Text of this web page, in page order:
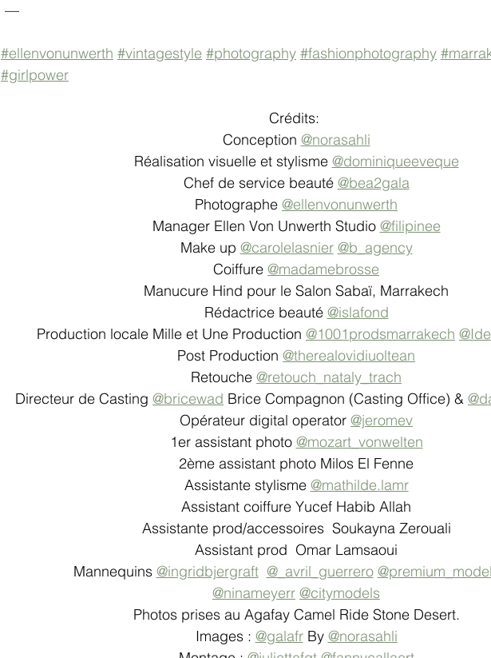
—
#ellenvonunwerth #vintagestyle #photography #fashionphotography
#girlpower
Crédits:
Conception @norasahli
Réalisation visuelle et stylisme @dominiqueeveque
Chef de service beauté @bea2gala
Photographe @ellenvonunwerth
Manager Ellen Von Unwerth Studio @filipinee
Make up @carolelasnier @b_agency
Coiffure @madamebrosse
Manucure Hind pour le Salon Sabaï, Marrakech
Rédactrice beauté @islafond
Production locale Mille et Une Production @1001prodsmarrakech
Post Production @therealovidiuoltean
Retouche @retouch_nataly_trach
Directeur de Casting @bricewad Brice Compagnon (Casting Office) &
Opérateur digital operator @jeromev
1er assistant photo @mozart_vonwelten
2ème assistant photo Milos El Fenne
Assistante stylisme @mathilde.lamr
Assistant coiffure Yucef Habib Allah
Assistante prod/accessoires  Soukayna Zerouali
Assistant prod  Omar Lamsaoui
Mannequins @ingridbjergraft @_avril_guerrero
@ninameyerr @citymodels
Photos prises au Agafay Camel Ride Stone Desert.
Images : @galafr By @norasahli